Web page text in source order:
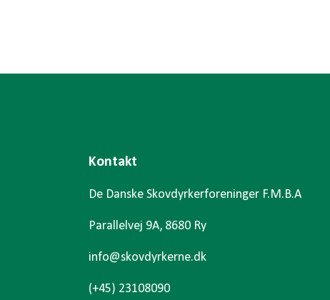
Kontakt
De Danske Skovdyrkerforeninger F.M.B.A
Parallelvej 9A, 8680 Ry
info@skovdyrkerne.dk
(+45) 23108090